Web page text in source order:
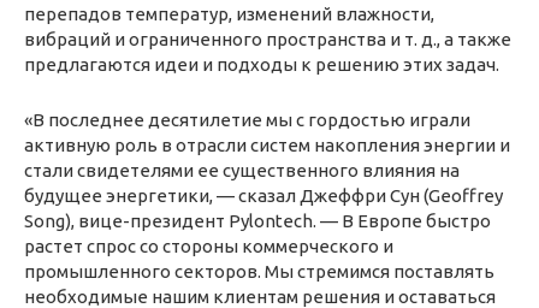
перепадов температур, изменений влажности,
вибраций и ограниченного пространства и т. д., а также
предлагаются идеи и подходы к решению этих задач.
«В последнее десятилетие мы с гордостью играли
активную роль в отрасли систем накопления энергии и
стали свидетелями ее существенного влияния на
будущее энергетики, — сказал Джеффри Сун (Geoffrey
Song), вице-президент Pylontech. — В Европе быстро
растет спрос со стороны коммерческого и
промышленного секторов. Мы стремимся поставлять
необходимые нашим клиентам решения и оставаться